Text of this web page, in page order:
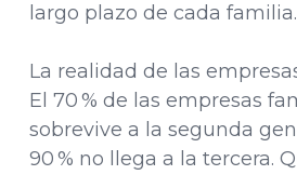
largo plazo de cada familia.
La realidad de las
El 70 % de las empresas
sobrevive a la segunda
90 % no llega a la tercera.